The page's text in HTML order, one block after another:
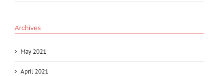
Archives
May 2021
April 2021